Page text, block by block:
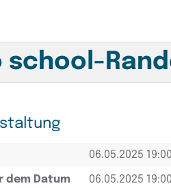
06.05.2025
dem Datum 06.05.2025 19:00